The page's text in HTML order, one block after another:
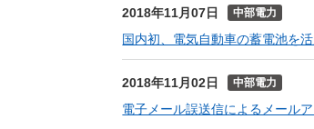
2018年11月07日 中部電力
国内初、電気自動車の蓄電池を
2018年11月02日 中部電力
電子メール誤送信によるメール